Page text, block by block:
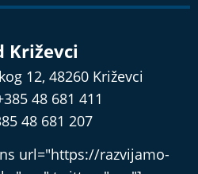
Križevci
12, 48260 Križevci
48 681 411
48 681 207
url="https://razvijamo-